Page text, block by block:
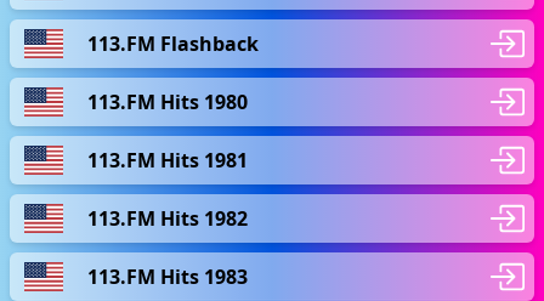
113.FM Flashback
113.FM Hits 1980
113.FM Hits 1981
113.FM Hits 1982
113.FM Hits 1983